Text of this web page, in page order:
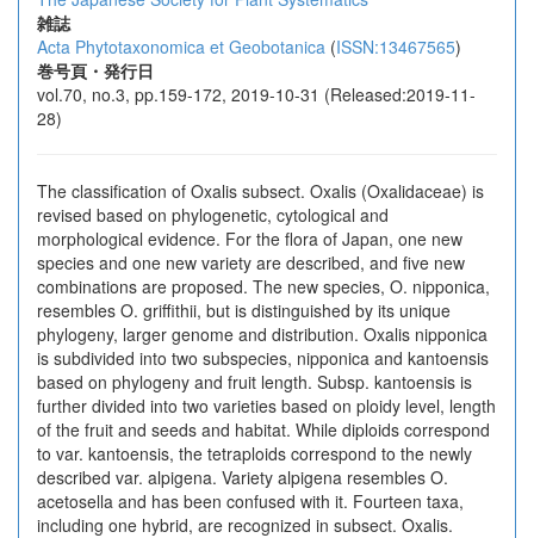
雑誌
Acta Phytotaxonomica et Geobotanica (ISSN:13467565)
巻号頁・発行日
vol.70, no.3, pp.159-172, 2019-10-31 (Released:2019-11-
28)
The classification of Oxalis subsect. Oxalis (Oxalidaceae) is
revised based on phylogenetic, cytological and
morphological evidence. For the flora of Japan, one new
species and one new variety are described, and five new
combinations are proposed. The new species, O. nipponica,
resembles O. griffithii, but is distinguished by its unique
phylogeny, larger genome and distribution. Oxalis nipponica
is subdivided into two subspecies, nipponica and kantoensis
based on phylogeny and fruit length. Subsp. kantoensis is
further divided into two varieties based on ploidy level, length
of the fruit and seeds and habitat. While diploids correspond
to var. kantoensis, the tetraploids correspond to the newly
described var. alpigena. Variety alpigena resembles O.
acetosella and has been confused with it. Fourteen taxa,
including one hybrid, are recognized in subsect. Oxalis.